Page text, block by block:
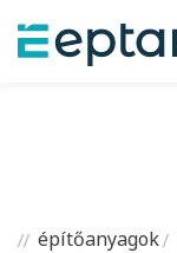
építőanyagok